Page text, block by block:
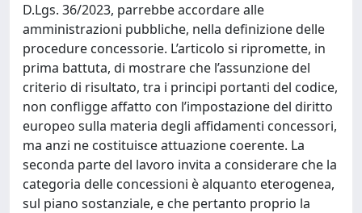
D.Lgs. 36/2023, parrebbe accordare alle
amministrazioni pubbliche, nella definizione delle
procedure concessorie. L’articolo si ripromette, in
prima battuta, di mostrare che l’assunzione del
criterio di risultato, tra i principi portanti del codice,
non confligge affatto con l’impostazione del diritto
europeo sulla materia degli affidamenti concessori,
ma anzi ne costituisce attuazione coerente. La
seconda parte del lavoro invita a considerare che la
categoria delle concessioni è alquanto eterogenea,
sul piano sostanziale, e che pertanto proprio la